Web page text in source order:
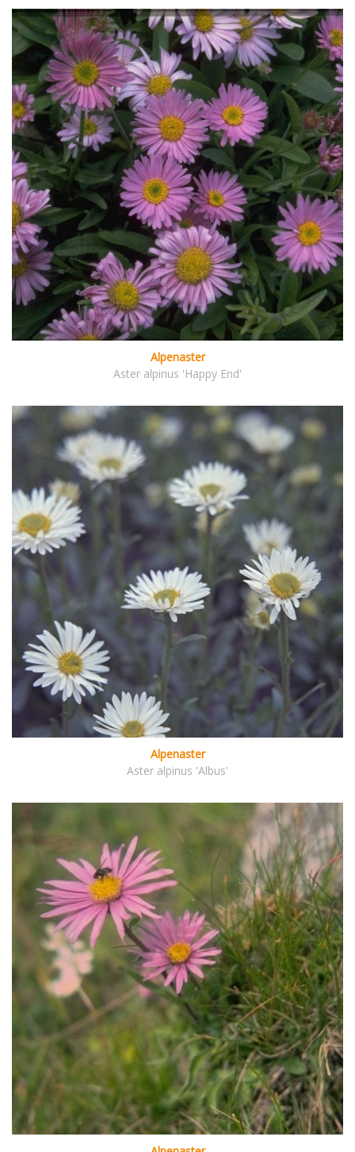
Alpenaster
Aster alpinus 'Happy End'
Alpenaster
Aster alpinus 'Albus'